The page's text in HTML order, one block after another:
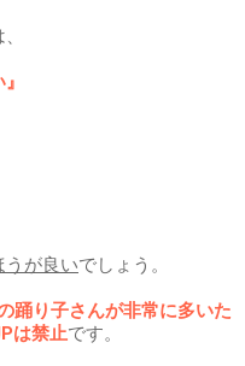
うが良いでしょう。
踊り子さんが非常に多いた
は禁止です。